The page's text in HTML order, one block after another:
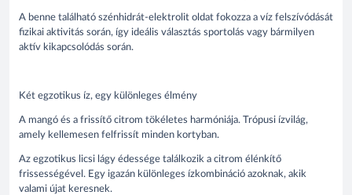
A benne található szénhidrát-elektrolit oldat fokozza a víz felszívódását
fizikai aktivitás során, így ideális választás sportolás vagy bármilyen
aktív kikapcsolódás során.
Két egzotikus íz, egy különleges élmény
A mangó és a frissítő citrom tökéletes harmóniája. Trópusi ízvilág,
amely kellemesen felfrissít minden kortyban.
Az egzotikus licsi lágy édessége találkozik a citrom élénkítő
frissességével. Egy igazán különleges ízkombináció azoknak, akik
valami újat keresnek.